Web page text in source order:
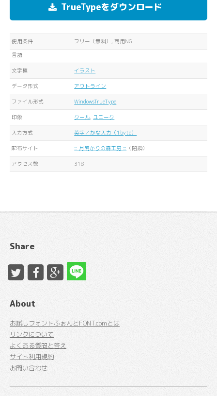
TrueTypeをダウンロード
使用条件
フリー（無料）, 商用NG
言語
文字種 イラスト
データ形式 アウトライン
ファイル形式 WindowsTrueType
印象 クール, ユニーク
入力方式 英字／かな入力（1byte）
配布サイト ::: 月明かりの森工房 ::: （閉鎖）
アクセス数 318
Share
About
お試しフォントふぉんとFONT.comとは
リンクについて
よくある質問と答え
サイト利用規約
お問い合わせ